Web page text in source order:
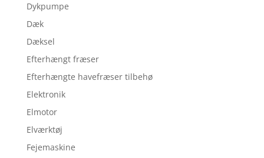
Dykpumpe
Dæk
Dæksel
Efterhængt fræser
Efterhængte havefræser tilbehø
Elektronik
Elmotor
Elværktøj
Fejemaskine